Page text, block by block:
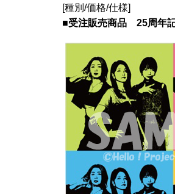
[種別/価格/仕様]
■受注販売商品 25周年